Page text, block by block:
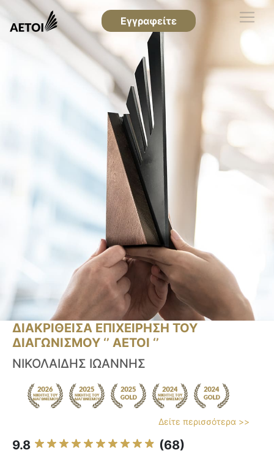
Εγγραφείτε
ΔΙΑΚΡΙΘΕΙΣΑ ΕΠΙΧΕΙΡΗΣΗ ΤΟΥ
ΔΙΑΓΩΝΙΣΜΟΥ ‘’ ΑΕΤΟΙ ‘’
ΝΙΚΟΛΑΙΔΗΣ ΙΩΑΝΝΗΣ
Δείτε περισσότερα >>
9.8 (68)